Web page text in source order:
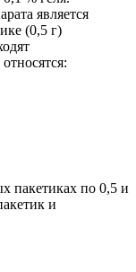
является
(0,5 г)
пакетиках по 0,5 и
и